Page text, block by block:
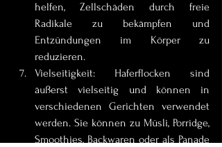
helfen, Zellschäden durch freie
Radikale zu bekämpfen und
Entzündungen im Körper zu
reduzieren.
Vielseitigkeit: Haferflocken sind
äußerst vielseitig und können in
verschiedenen Gerichten verwendet
werden. Sie können zu Müsli, Porridge,
Smoothies, Backwaren oder als Panade